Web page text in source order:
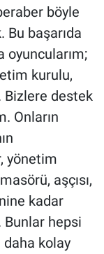
böyle
başarıda
oyuncularım;
kurulu,
Bizlere destek
Onların
yönetim
aşçısı,
kadar
hepsi
daha kolay